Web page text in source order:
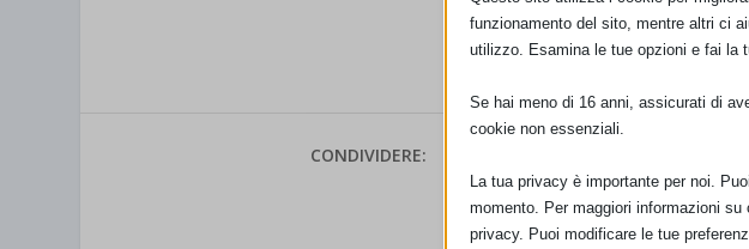
CONDIVIDERE:
VALUTARE:
funzionamento del sito, mentre altri ci
utilizzo. Esamina le tue opzioni e fai la
Se hai meno di 16 anni, assicurati di
cookie non essenziali.
La tua privacy è importante per noi.
momento. Per maggiori informazioni
privacy. Puoi modificare le tue